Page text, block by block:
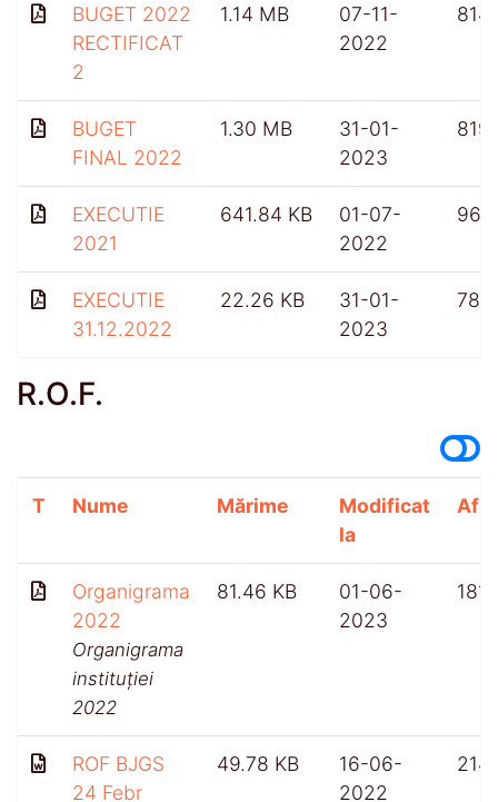
BUGET 2022
RECTIFICAT
2
1.14 MB
07-11-
2022
814
BUGET
FINAL 2022
1.30 MB
31-01-
2023
819
EXECUTIE
2021
641.84 KB
01-07-
2022
961
EXECUTIE
31.12.2022
22.26 KB
31-01-
2023
782
R.O.F.
T Nume Mărime
Modificat
la
Organigrama
2022
Organigrama
instituției
2022
81.46 KB
01-06-
2023
1811
ROF BJGS
24 Febr
49.78 KB
16-06-
2022